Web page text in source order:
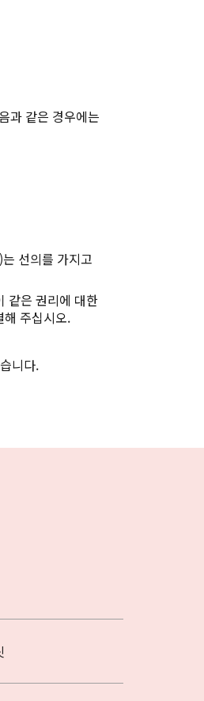
과 같은 경우에는
선의를 가지고
같은 권리에 대한
해 주십시오.
니다.